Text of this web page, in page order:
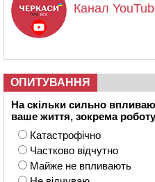
Канал
ОПИТУВАННЯ
На скільки сильно
ваше життя, зокрема
Катастрофічно
Частково відчутно
Майже не впливають